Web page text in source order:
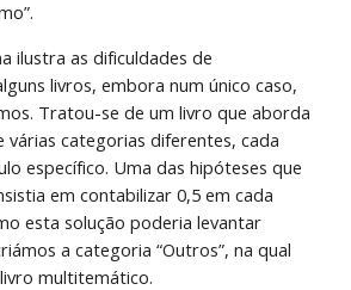
ilustra as dificuldades de
livros, embora num único caso,
Tratou-se de um livro que aborda
várias categorias diferentes, cada
específico. Uma das hipóteses que
em contabilizar 0,5 em cada
esta solução poderia levantar
a categoria “Outros”, na qual
multitemático.